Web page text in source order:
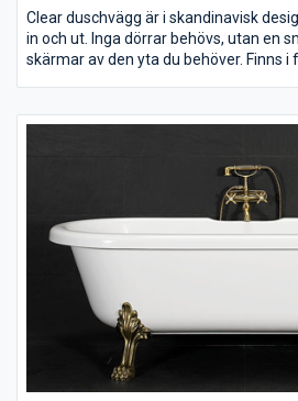
Clear duschvägg är i skandinavisk
in och ut. Inga dörrar behövs, utan en
skärmar av den yta du behöver. Finns i